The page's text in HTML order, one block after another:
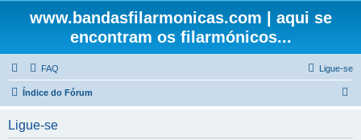
www.bandasfilarmonicas.com | aqui se
encontram os filarmónicos...
FAQ Ligue-se
Índice do Fórum
Ligue-se